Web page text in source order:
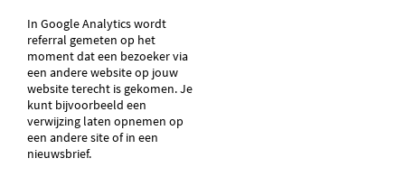
In Google Analytics wordt
referral gemeten op het
moment dat een bezoeker via
een andere website op jouw
website terecht is gekomen. Je
kunt bijvoorbeeld een
verwijzing laten opnemen op
een andere site of in een
nieuwsbrief.